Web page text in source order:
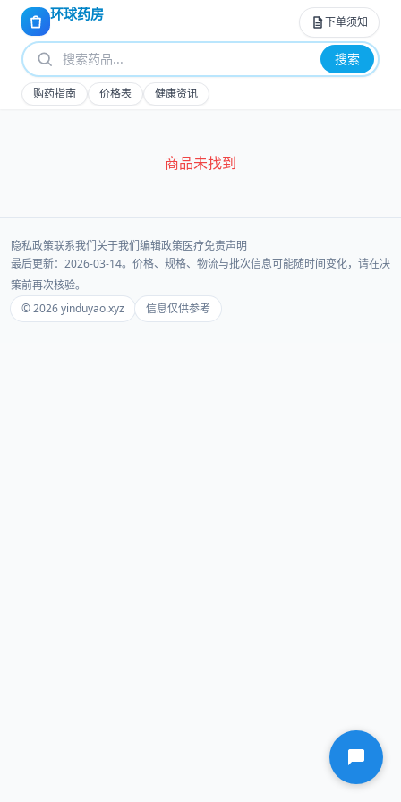
环球药房 下单须知
搜索
购药指南 价格表 健康资讯
商品未找到
隐私政策联系我们关于我们编辑政策医疗免责声明
最后更新：2026-03-14。价格、规格、物流与批次信息可能随时间变化，请在决
策前再次核验。
© 2026 yinduyao.xyz
信息仅供参考